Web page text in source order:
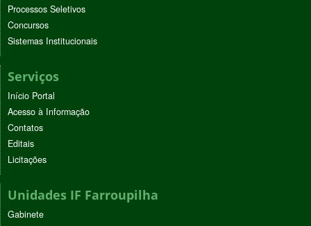
Processos Seletivos
Concursos
Sistemas Institucionais
Serviços
Início Portal
Acesso à Informação
Contatos
Editais
Licitações
Unidades IF Farroupilha
Gabinete